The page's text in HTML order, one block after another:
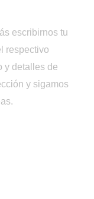
escribirnos tu
respectivo
y detalles de
y sigamos